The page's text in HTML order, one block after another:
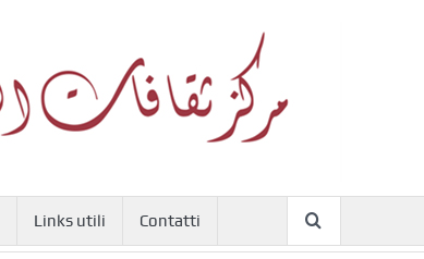
Links utili Contatti